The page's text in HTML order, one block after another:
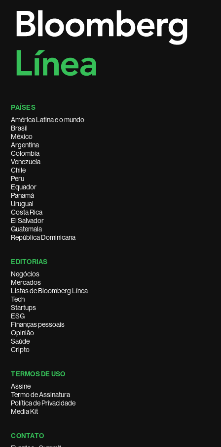
PAÍSES
América Latina e o mundo
Brasil
México
Argentina
Colombia
Venezuela
Chile
Peru
Equador
Panamá
Uruguai
Costa Rica
El Salvador
Guatemala
República Dominicana
EDITORIAS
Negócios
Mercados
Listas de Bloomberg Línea
Tech
Startups
ESG
Finanças pessoais
Opinião
Saúde
Cripto
TERMOS DE USO
Assine
Termo de Assinatura
Política de Privacidade
Media Kit
CONTATO